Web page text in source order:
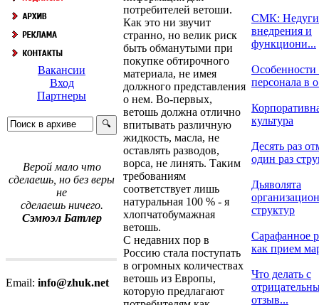
Вакансии
Вход
Партнеры
Верой мало что
сделаешь, но без веры
не
сделаешь ничего.
Сэмюэл Батлер
Email: info@zhuk.net
потребителей ветоши.
Как это ни звучит
странно, но велик риск
быть обманутыми при
покупке обтирочного
материала, не имея
должного представления
о нем. Во-первых,
ветошь должна отлично
впитывать различную
жидкость, масла, не
оставлять разводов,
ворса, не линять. Таким
требованиям
соответствует лишь
натуральная 100 % - я
хлопчатобумажная
ветошь.
С недавних пор в
Россию стала поступать
в огромных количествах
ветошь из Европы,
которую предлагают
СМК: Недуги
внедрения и
функциони...
Особенности
персонала в
культура
Десять раз
один раз
Дьяволята
структур
Сарафанное
как прием
Что делать с
отзыв...